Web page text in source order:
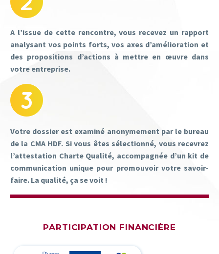
A l’issue de cette rencontre, vous recevez un rapport
analysant vos points forts, vos axes d’amélioration et
des propositions d’actions à mettre en œuvre dans
votre entreprise.
Votre dossier est examiné anonymement par le bureau
de la CMA HDF. Si vous êtes sélectionné, vous recevrez
l’attestation Charte Qualité, accompagnée d’un kit de
communication unique pour promouvoir votre savoir-
faire. La qualité, ça se voit !
PARTICIPATION FINANCIÈRE